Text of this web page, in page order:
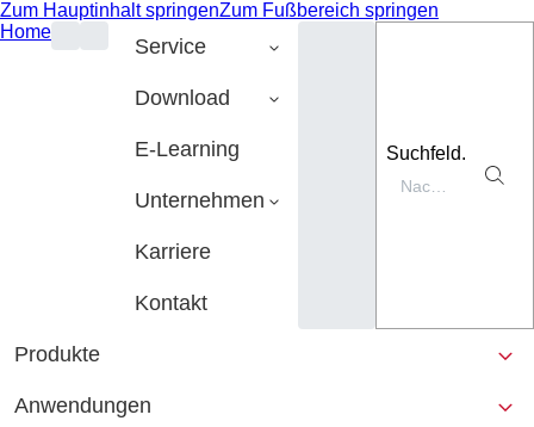
Zum Hauptinhalt springenZum Fußbereich springen
Home
Service
Download
E-Learning
Unternehmen
Karriere
Kontakt
Suchfeld.
Produkte
Anwendungen